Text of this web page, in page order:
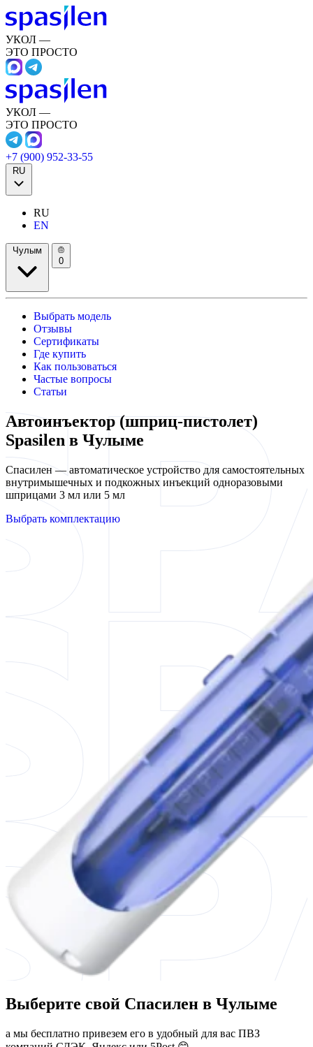
УКОЛ —
ЭТО ПРОСТО
УКОЛ —
ЭТО ПРОСТО
+7 (900) 952-33-55
RU
RU
EN
Чулым
0
Выбрать модель
Отзывы
Сертификаты
Где купить
Как пользоваться
Частые вопросы
Статьи
Автоинъектор (шприц-пистолет)
Spasilen в Чулыме
Спасилен — автоматическое устройство для самостоятельных
внутримышечных и подкожных инъекций одноразовыми
шприцами 3 мл или 5 мл
Выбрать комплектацию
Выберите свой Спасилен в Чулыме
а мы бесплатно привезем его в удобный для вас ПВЗ